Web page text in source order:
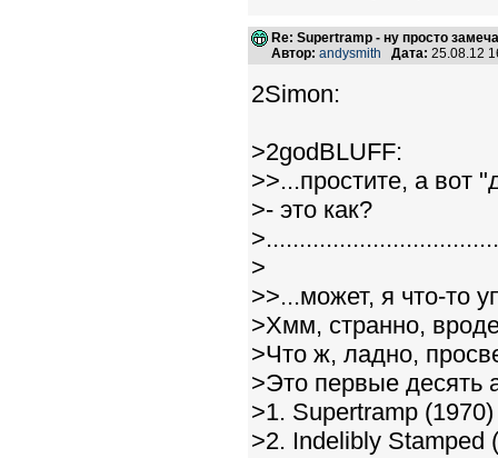
Re: Supertramp - ну просто
Автор: andysmith Дата: 25.08.12
2Simon:
>2godBLUFF:
>>...простите, а
>- это как?
>
>>...может, я что-то
>Хмм, странно,
>Что ж, ладно,
>Это первые десять
>1. Supertramp (1970)
>2. Indelibly Stamped